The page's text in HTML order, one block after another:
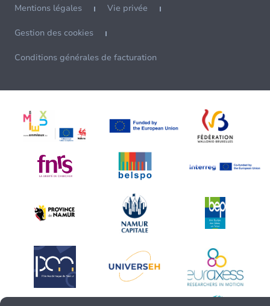
Mentions légales
Vie privée
Gestion des cookies
Conditions générales de facturation